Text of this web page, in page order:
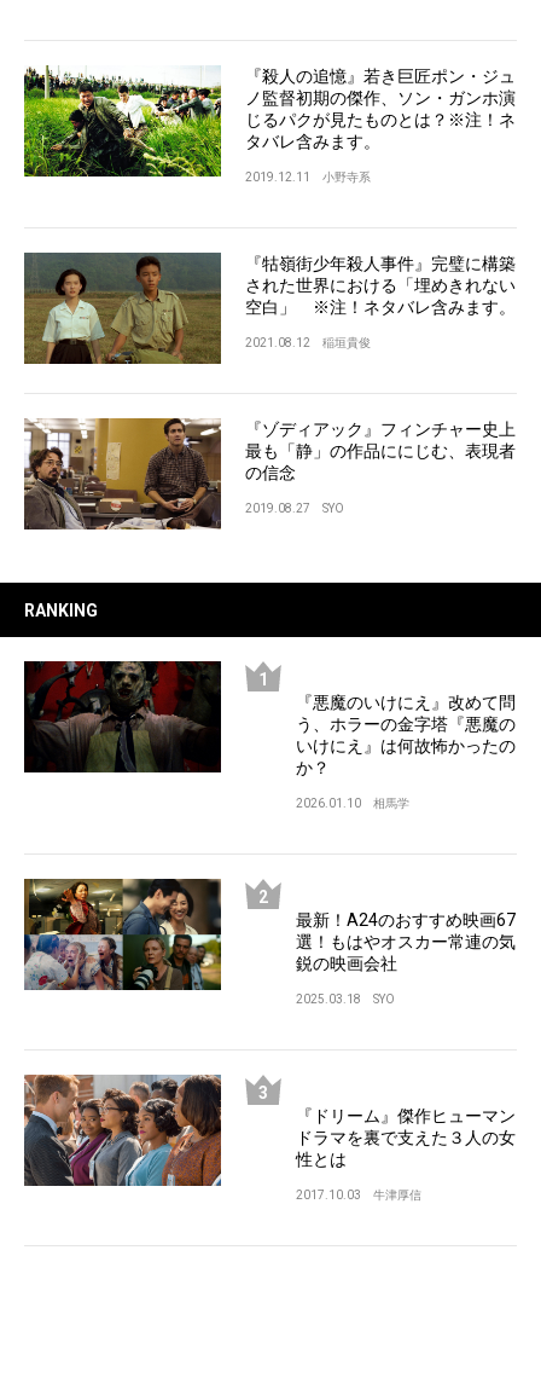
『殺人の追憶』若き巨匠ポン・ジュ
ノ監督初期の傑作、ソン・ガンホ演
じるパクが見たものとは？※注！ネ
タバレ含みます。
2019.12.11 小野寺系
『牯嶺街少年殺人事件』完璧に構築
された世界における「埋めきれない
空白」 ※注！ネタバレ含みます。
2021.08.12 稲垣貴俊
『ゾディアック』フィンチャー史上
最も「静」の作品ににじむ、表現者
の信念
2019.08.27 SYO
RANKING
『悪魔のいけにえ』改めて問
う、ホラーの金字塔『悪魔の
いけにえ』は何故怖かったの
か？
2026.01.10 相馬学
最新！A24のおすすめ映画67
選！もはやオスカー常連の気
鋭の映画会社
2025.03.18 SYO
『ドリーム』傑作ヒューマン
ドラマを裏で支えた３人の女
性とは
2017.10.03 牛津厚信